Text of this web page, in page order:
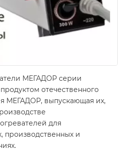
МЕГАДОР серии
отечественного
МЕГАДОР, выпускающая их,
для
производственных и